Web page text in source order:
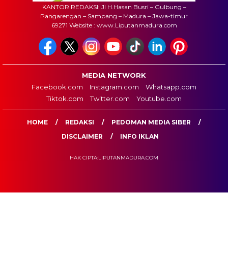
KANTOR REDAKSI: Jl H.Hasan Busri – Gulbung –
Pangarengan – Sampang – Madura – Jawa-timur
69271 Website : www.Liputanmadura.com
MEDIA NETWORK
Facebook.com
Instagram.com
Whatsapp.com
Tiktok.com
Twitter.com Youtube.com
HOME REDAKSI
PEDOMAN MEDIA SIBER
DISCLAIMER
INFO IKLAN
HAK CIPTA:LIPUTANMADURA.COM